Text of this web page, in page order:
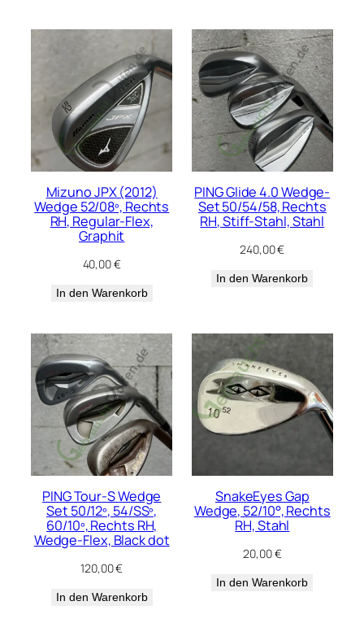
Mizuno JPX (2012)
Wedge 52/08º, Rechts
RH, Regular-Flex,
Graphit
40,00€
In den Warenkorb
PING Glide 4.0 Wedge-
Set 50/54/58, Rechts
RH, Stiff-Stahl, Stahl
240,00€
In den Warenkorb
PING Tour-S Wedge
Set 50/12º, 54/SSº,
60/10º, Rechts RH,
Wedge-Flex, Black dot
120,00€
In den Warenkorb
SnakeEyes Gap
Wedge, 52/10°, Rechts
RH, Stahl
20,00€
In den Warenkorb